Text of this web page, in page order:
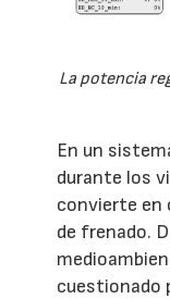
La potencia
En un
durante los
convierte en
de frenado.
cuestionado